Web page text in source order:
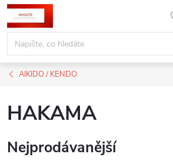
Přejít
na
obsah
AIKIDO / KENDO
HAKAMA
Nejprodávanější